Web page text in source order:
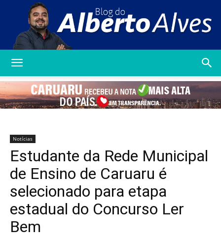
Alberto
Notícias
Estudante da Rede Municipal
de Ensino de Caruaru é
selecionado para etapa
estadual do Concurso Ler
Bem